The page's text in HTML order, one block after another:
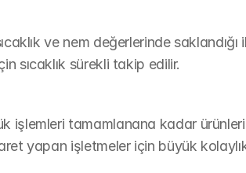
ve nem değerlerinde
sıcaklık sürekli takip edilir.
işlemleri tamamlanana kadar
yapan işletmeler için büyük